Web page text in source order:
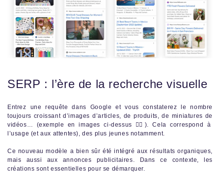
SERP : l’ère de la recherche visuelle
Entrez une requête dans Google et vous constaterez le nombre
toujours croissant d’images d’articles, de produits, de miniatures de
vidéos… (exemple en images ci-dessus 👆🏼). Cela correspond à
l’usage (et aux attentes), des plus jeunes notamment.
Ce nouveau modèle a bien sûr été intégré aux résultats organiques,
mais aussi aux annonces publicitaires. Dans ce contexte, les
créations sont essentielles pour se démarquer.